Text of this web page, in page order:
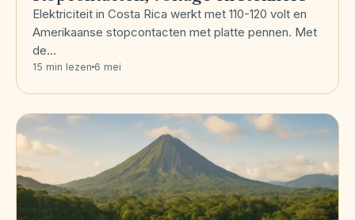
Elektriciteit in Costa Rica werkt met 110-120 volt en
Amerikaanse stopcontacten met platte pennen. Met
de…
15 min lezen 6 mei